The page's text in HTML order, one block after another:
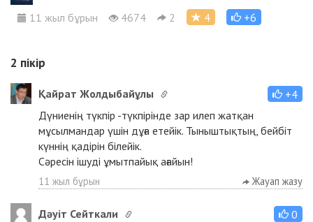
11 жыл бұрын
4674 2 4 +6
2 пікір
Қайрат Жолдыбайұлы
+4
Дүниенің түкпір -түкпірінде зар илеп жатқан
мұсылмандар үшін дұға етейік. Тыныштықтың, бейбіт
күннің қадірін білейік.
Сәресін ішуді ұмытпайық ағайын!
11 жыл бұрын Жауап жазу
Дәуіт Сейткали
0